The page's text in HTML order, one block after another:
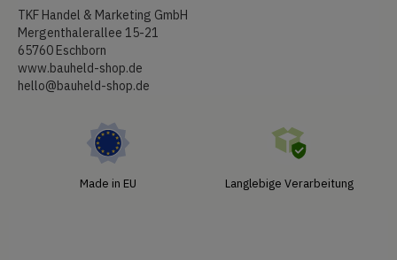
TKF Handel & Marketing GmbH
Mergenthalerallee 15-21
65760 Eschborn
www.bauheld-shop.de
hello@bauheld-shop.de
Made in EU Langlebige Verarbeitung